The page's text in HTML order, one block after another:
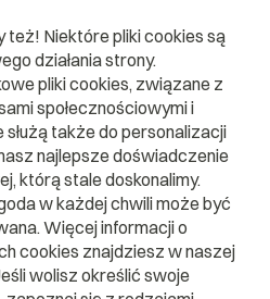
w naszym słowniku.
czym dokładnie jestUGC
też! Niektóre pliki cookies są
działania strony.
pliki cookies, związane z
społecznościowymi i
służą także do personalizacji
najlepsze doświadczenie
którą stale doskonalimy.
w każdej chwili może być
Więcej informacji o
cookies znajdziesz w naszej
wolisz określić swoje